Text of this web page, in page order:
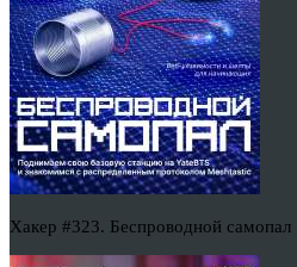
Хакер #323. Беспроводной самопал